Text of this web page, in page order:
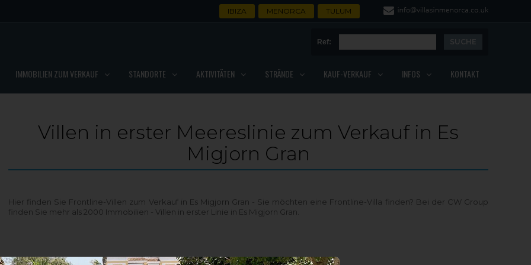
IBIZA MENORCA TULUM
Ref:
IMMOBILIEN ZUM VERKAUF STANDORTE AKTIVITÄTEN STRÄNDE KAUF-VERKAUF INFOS KONTAKT
Villen in erster Meereslinie zum Verkauf in Es
Migjorn Gran
Hier finden Sie Frontline-Villen zum Verkauf in Es Migjorn Gran - Sie möchten eine Frontline-Villa finden? Bei der CW Group
finden Sie mehr als 2000 Immobilien - Villen in erster Linie in Es Migjorn Gran.